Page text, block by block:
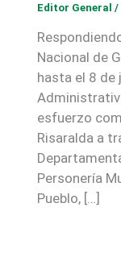
Editor General /
Nacional de
hasta el 8 de
esfuerzo
Risaralda a
Personería
Pueblo, […]